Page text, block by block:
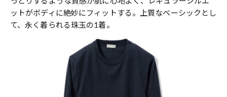
ットがボディに絶妙にフィットする。上質なベーシックとし
て、永く着られる珠玉の1着。